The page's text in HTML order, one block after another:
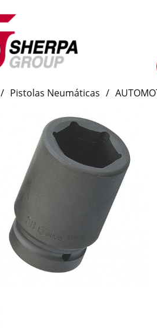
/ Pistolas Neumáticas /